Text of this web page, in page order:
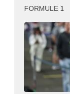
FORMULE 1